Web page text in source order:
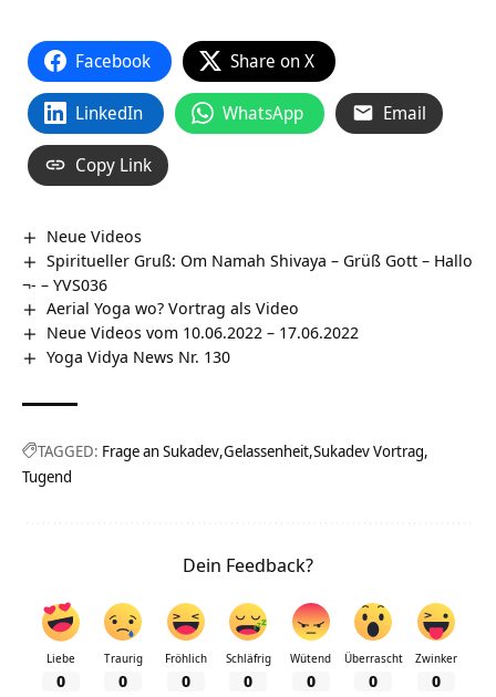
Facebook Share on X
LinkedIn WhatsApp Email
Copy Link
Neue Videos
Spiritueller Gruß: Om Namah Shivaya – Grüß Gott – Hallo
¬- – YVS036
Aerial Yoga wo? Vortrag als Video
Neue Videos vom 10.06.2022 – 17.06.2022
Yoga Vidya News Nr. 130
TAGGED: Frage an Sukadev Gelassenheit Sukadev Vortrag
Tugend
Dein Feedback?
Liebe
0
Traurig
0
Fröhlich
0
Schläfrig
0
Wütend
0
Überrascht
0
Zwinker
0